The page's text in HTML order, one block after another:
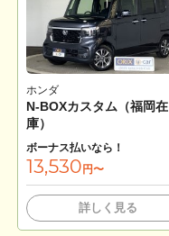
ホンダ
N-BOXカスタム（福岡在
庫）
ボーナス払いなら！
13,530 円〜
詳しく見る